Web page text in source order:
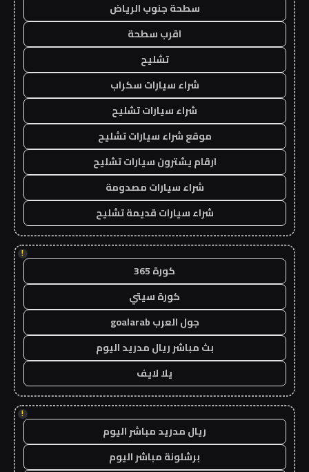
سطحة جنوب الرياض
اقرب سطحة
تشليح
شراء سيارات سكراب
شراء سيارات تشليح
موقع شراء سيارات تشليح
ارقام يشترون سيارات تشليح
شراء سيارات مصدومة
شراء سيارات قديمة تشليح
!
كورة 365
كورة سيتي
جول العرب goalarab
بث مباشر ريال مدريد اليوم
يلا لايف
!
ريال مدريد مباشر اليوم
برشلونة مباشر اليوم